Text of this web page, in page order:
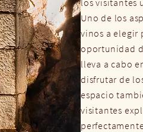
Uno de los
vinos a elegir
oportunidad
lleva a cabo
disfrutar de
espacio
visitantes